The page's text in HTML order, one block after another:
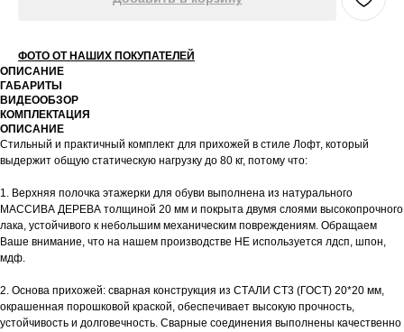
ФОТО ОТ НАШИХ ПОКУПАТЕЛЕЙ
ОПИСАНИЕ
ГАБАРИТЫ
ВИДЕООБЗОР
КОМПЛЕКТАЦИЯ
ОПИСАНИЕ
Стильный и практичный комплект для прихожей в стиле Лофт, который
выдержит общую статическую нагрузку до 80 кг, потому что:
1. Верхняя полочка этажерки для обуви выполнена из натурального
МАССИВА ДЕРЕВА толщиной 20 мм и покрыта двумя слоями высокопрочного
лака, устойчивого к небольшим механическим повреждениям. Обращаем
Ваше внимание, что на нашем производстве НЕ используется лдсп, шпон,
мдф.
2. Основа прихожей: сварная конструкция из СТАЛИ СТ3 (ГОСТ) 20*20 мм,
окрашенная порошковой краской, обеспечивает высокую прочность,
устойчивость и долговечность. Сварные соединения выполнены качественно